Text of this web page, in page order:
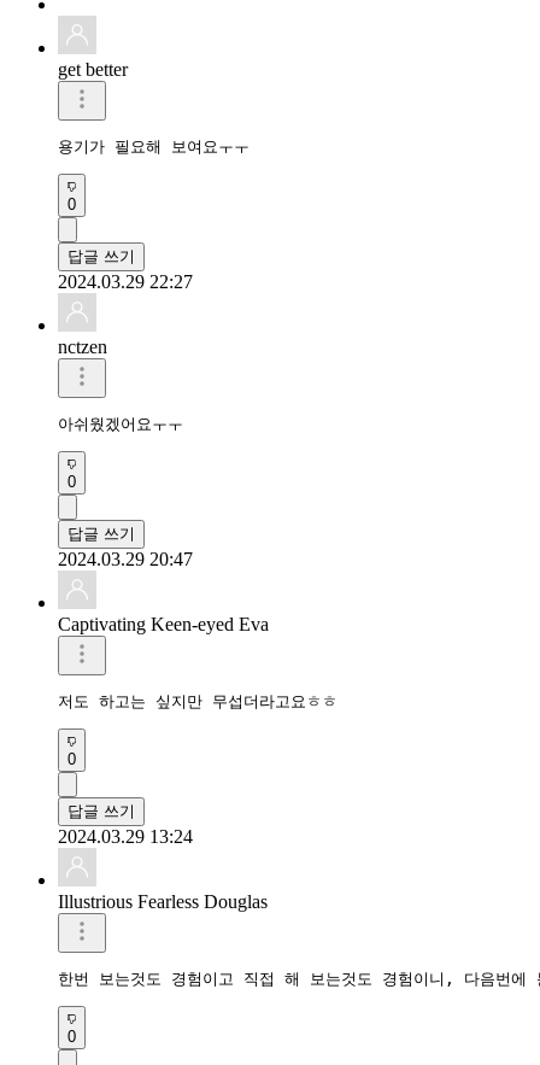
get better
용기가 필요해 보여요ㅜㅜ
0
답글 쓰기
2024.03.29 22:27
nctzen
아쉬웠겠어요ㅜㅜ
0
답글 쓰기
2024.03.29 20:47
Captivating Keen-eyed Eva
저도 하고는 싶지만 무섭더라고요ㅎㅎ
0
답글 쓰기
2024.03.29 13:24
Illustrious Fearless Douglas
한번 보는것도 경험이고 직접 해 보는것도 경험이니, 다음번
0